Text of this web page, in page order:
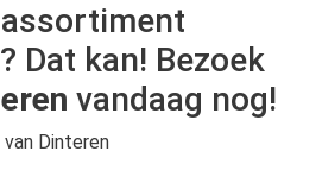
Dat kan! Bezoek
vandaag nog!
Dinteren